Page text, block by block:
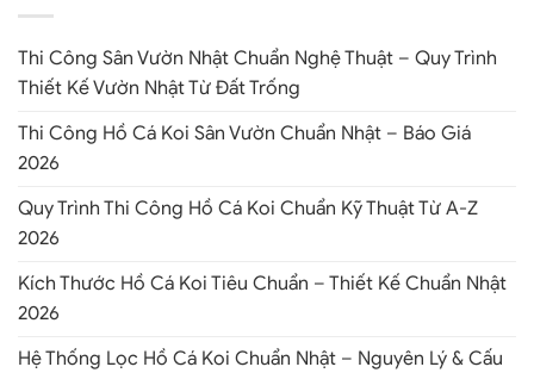
Thi Công Sân Vườn Nhật Chuẩn Nghệ Thuật – Quy Trình
Thiết Kế Vườn Nhật Từ Đất Trống
Thi Công Hồ Cá Koi Sân Vườn Chuẩn Nhật – Báo Giá
2026
Quy Trình Thi Công Hồ Cá Koi Chuẩn Kỹ Thuật Từ A-Z
2026
Kích Thước Hồ Cá Koi Tiêu Chuẩn – Thiết Kế Chuẩn Nhật
2026
Hệ Thống Lọc Hồ Cá Koi Chuẩn Nhật – Nguyên Lý & Cấu